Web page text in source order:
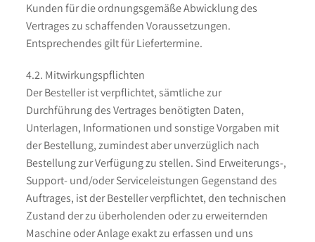
Kunden für die ordnungsgemäße Abwicklung des
Vertrages zu schaffenden Voraussetzungen.
Entsprechendes gilt für Liefertermine.
4.2. Mitwirkungspflichten
Der Besteller ist verpflichtet, sämtliche zur
Durchführung des Vertrages benötigten Daten,
Unterlagen, Informationen und sonstige Vorgaben mit
der Bestellung, zumindest aber unverzüglich nach
Bestellung zur Verfügung zu stellen. Sind Erweiterungs-,
Support- und/oder Serviceleistungen Gegenstand des
Auftrages, ist der Besteller verpflichtet, den technischen
Zustand der zu überholenden oder zu erweiternden
Maschine oder Anlage exakt zu erfassen und uns